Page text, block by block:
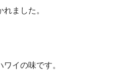
ました。
イの味です。